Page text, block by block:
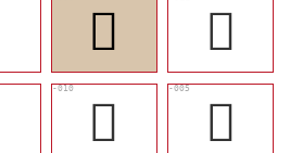
󵺣
󵺨
󵺧
󵺢